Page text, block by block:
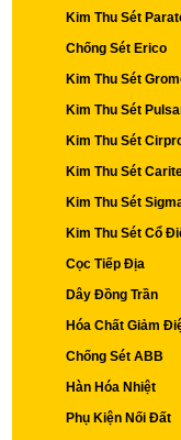
Kim Thu Sét
Chống Sét Erico
Kim Thu Sét
Kim Thu Sét
Kim Thu Sét
Kim Thu Sét
Kim Thu Sét
Kim Thu Sét Cổ
Cọc Tiếp Địa
Dây Đồng Trần
Hóa Chất Giảm
Chống Sét ABB
Hàn Hóa Nhiệt
Phụ Kiện Nối Đất